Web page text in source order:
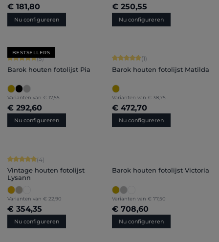
€ 181,80
Nu configureren
€ 250,55
Nu configureren
BESTSELLERS
Gemiddelde waardering van 5 van 5 sterren
(5)
Barok houten fotolijst Pia
Varianten van € 17,55
€ 292,60
Nu configureren
Gemiddelde waardering van 5 van 5
(1)
Barok houten fotolijst Matilda
Varianten van € 38,75
€ 472,70
Nu configureren
Gemiddelde waardering van 5 van 5 sterren
(4)
Vintage houten fotolijst
Lysann
Varianten van € 22,90
€ 354,35
Nu configureren
Barok houten fotolijst Victoria
Varianten van € 77,50
€ 708,60
Nu configureren